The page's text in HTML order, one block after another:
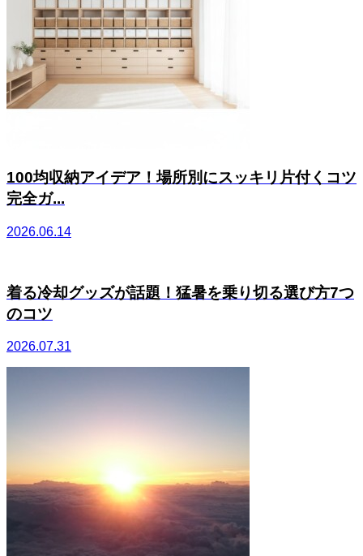
100均収納アイデア！場所別にスッキリ片付くコツ
完全ガ...
2026.06.14
着る冷却グッズが話題！猛暑を乗り切る選び方7つ
のコツ
2026.07.31